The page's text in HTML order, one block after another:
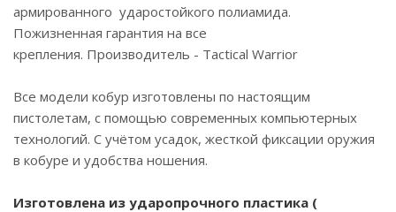
армированного ударостойкого полиамида.
Пожизненная гарантия на все
крепления. Производитель - Tactical Warrior
Все модели кобур изготовлены по настоящим
пистолетам, с помощью современных компьютерных
технологий. С учётом усадок, жесткой фиксации оружия
в кобуре и удобства ношения.
Изготовлена из ударопрочного пластика (